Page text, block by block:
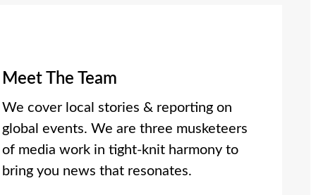
Meet The Team
We cover local stories & reporting on
global events. We are three musketeers
of media work in tight-knit harmony to
bring you news that resonates.